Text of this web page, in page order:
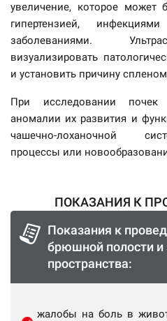
увеличение, которое может
гипертензией,
заболеваниями.
визуализировать
и установить причину
При исследовании
аномалии их развития и
чашечно-лоханочной
процессы или
ПОКАЗАНИЯ К
Показания к
брюшной полости
пространства:
жалобы на боль в